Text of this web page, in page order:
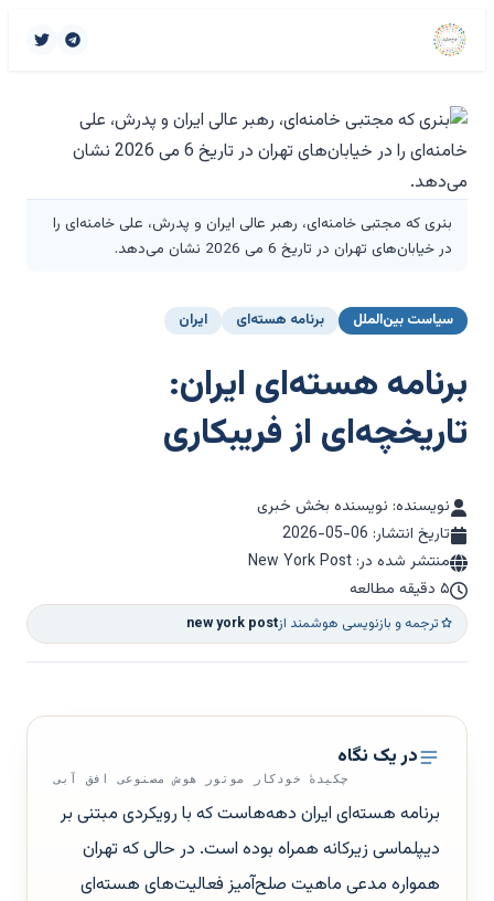
بنری که مجتبی خامنه‌ای، رهبر عالی ایران و پدرش، علی خامنه‌ای را
در خیابان‌های تهران در تاریخ 6 می 2026 نشان می‌دهد.
سیاست بین‌الملل برنامه هسته‌ای ایران
برنامه هسته‌ای ایران:
تاریخچه‌ای از فریبکاری
نویسنده: نویسنده بخش خبری
تاریخ انتشار: 2026-05-06
منتشر شده در: New York Post
۵ دقیقه مطالعه
ترجمه و بازنویسی هوشمند ازnew york post
در یک نگاه
چکیدهٔ خودکار موتور هوش مصنوعی افق آبی
برنامه هسته‌ای ایران دهه‌هاست که با رویکردی مبتنی بر
دیپلماسی زیرکانه همراه بوده است. در حالی که تهران
همواره مدعی ماهیت صلح‌آمیز فعالیت‌های هسته‌ای